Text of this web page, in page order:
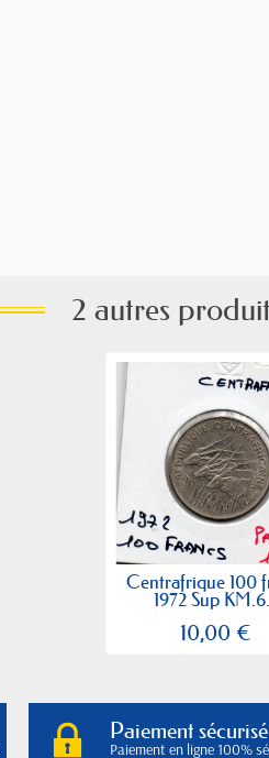
2 autres
Centrafrique 100
1972 Sup
10,00 €
Paiement sécurisé
Paiement en ligne 100%